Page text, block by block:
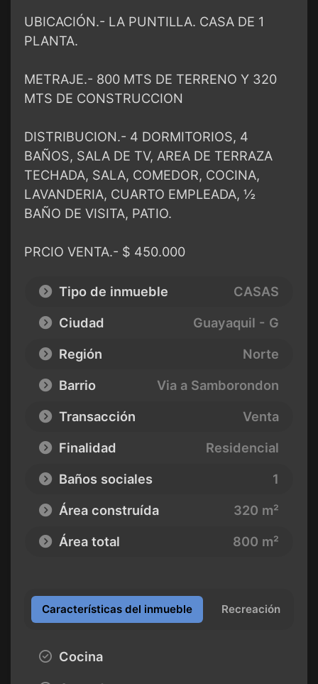
UBICACIÓN.- LA PUNTILLA. CASA DE 1
PLANTA.
METRAJE.- 800 MTS DE TERRENO Y 320
MTS DE CONSTRUCCION
DISTRIBUCION.- 4 DORMITORIOS, 4
BAÑOS, SALA DE TV, AREA DE TERRAZA
TECHADA, SALA, COMEDOR, COCINA,
LAVANDERIA, CUARTO EMPLEADA, ½
BAÑO DE VISITA, PATIO.
PRCIO VENTA.- $ 450.000
Tipo de inmueble
CASAS
Ciudad
Guayaquil - G
Región
Norte
Barrio
Via a Samborondon
Transacción
Venta
Finalidad
Residencial
Baños sociales
1
Área construída
320 m²
Área total
800 m²
Características del inmueble Recreación
Cocina